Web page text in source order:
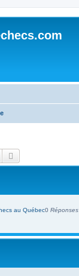
Rechercher
au Québec0 Réponses